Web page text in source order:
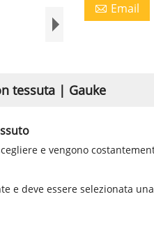
 Email
tessuta | Gauke
e vengono
e deve essere selezionata